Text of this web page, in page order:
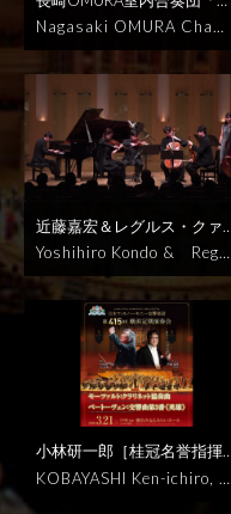
隆合唱：日本フィルハーモ
ニー協会合唱団、武蔵野合唱
団、東京音楽大学合唱団、
並児童合唱団
マーラー：交
響曲第8番《千人の交響曲》
変ホ長調 １部と２部の冒頭
は下記をクリックしてくださ
2026年6月22日(月)19時
開演 サントリーホール
ki MiyasatoBaritone (God
father of Ecstasy): Takas
hi AoyamaBass (Meditati
ng Father): Hirotaka Kato
Choir: Japan Philharmoni
c Association Choir,
shino Choir, Tokyo
of Music Choir, Suginami
Symphony No. 8 "Sympho
ny of a Thousand" in E-fla
2026 - 19:00JST Suntory
コール）
コープランド：交
響曲第3番 各楽曲の開始タイ
ミングは、下記をクリックし
(土)14時00分
サントリー
ホール
Violin in D Minor, Op. 27,
No. 3, "Ballade"
Symphony No. 3
2026/0
6/06/Sat. 14:00JST
ory Hall
命」コンサートマスター松
原勝也視聴期間3ヶ月1000
円税込シューベルト：イタ
リア風序曲第1番 ニ長調 D 5
90
シューベルト：交響曲第
5番 変ロ長調 D 485ベート
ーヴェン：交響曲第5番 ハ短
調 Op.67『運命』 2026年5
月16日（土）14:00 シーハ
ットおおむら・さくらホール
Nagasaki OMURA Chamb
er EnsembleKatsuya Mat
subara, Concert master
chubert & Beethoven
Schu
bert: Overture in D
D. 590, "im italienischen
Stile"Schubert: Symphony
No. 5 in B-Flat Major, D.
85Beethoven: Symphony
No. 5 in C Minor, Op. 67
2026/5/16（Sat）14:00
SEAHAT OMURA
近藤嘉宏＆レグルス・クァル
テットブラームスとショパ
ンのピアノ協奏曲
HALL視聴期間3ヶ月1000
H.ヴォルフ：イタリア
ンのセレナーデF.ショパン：
ピアノ協奏曲第1番 ホ短調 o
J.ブラームス(パオロ・
カンパニーニ編／平井秀明校
訂): ピアノ協奏曲 第1番 ニ短
調 op.15
ピアノ：近藤嘉宏
レグルス・クァルテット
Yoshihiro Kondo & Regul
us QuartetF.Chopin & J.
Brahms: Piano Concerto
HAKUJU HALL Yoshihiro
Kondo, pianoRegulus Qua
Mio Yoshie, violin
a Tojo, violinShu Yamamo
to, violaYusuke Yabe, viol
oncello
Mayumi Morita, co
F.Chopi
小林研一郎［桂冠名誉指揮
者］日本フィルハーモニー交
KOBAYASHI Ken-ichiro, H